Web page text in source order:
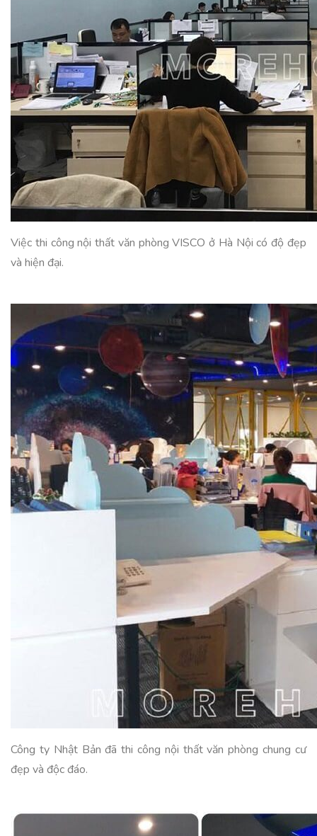
Việc thi công nội thất văn phòng VISCO ở Hà Nội có độ đẹp
và hiện đại.
Công ty Nhật Bản đã thi công nội thất văn phòng chung cư
đẹp và độc đáo.